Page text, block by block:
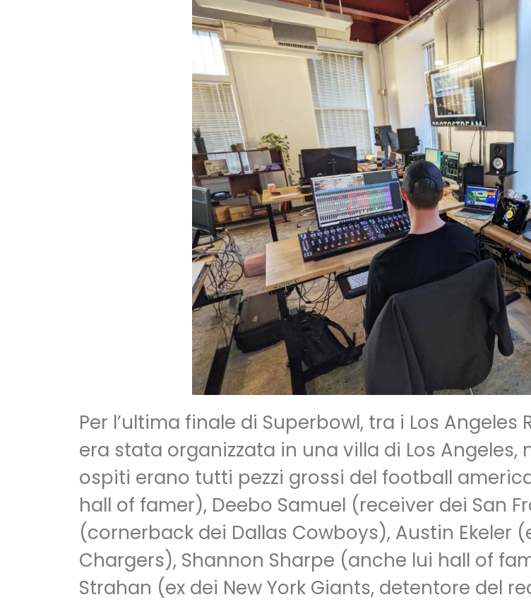
Per l’ultima finale di Superbowl, tra i Los
era stata organizzata in una villa di Los Angeles,
ospiti erano tutti pezzi grossi del football
hall of famer), Deebo Samuel (receiver dei San
(cornerback dei Dallas Cowboys), Austin Ekeler
Chargers), Shannon Sharpe (anche lui hall of
Strahan (ex dei New York Giants, detentore del